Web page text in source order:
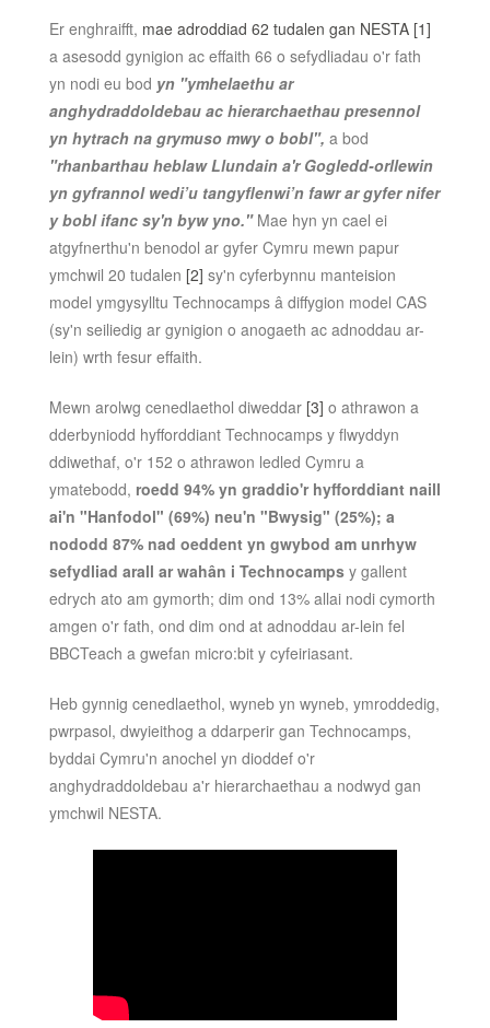
Er enghraifft, mae adroddiad 62 tudalen gan NESTA [1]
a asesodd gynigion ac effaith 66 o sefydliadau o'r fath
yn nodi eu bod yn "ymhelaethu ar
anghydraddoldebau ac hierarchaethau presennol
yn hytrach na grymuso mwy o bobl", a bod
"rhanbarthau heblaw Llundain a'r Gogledd-orllewin
yn gyfrannol wedi’u tangyflenwi’n fawr ar gyfer nifer
y bobl ifanc sy'n byw yno."Mae hyn yn cael ei
atgyfnerthu'n benodol ar gyfer Cymru mewn papur
ymchwil 20 tudalen [2] sy'n cyferbynnu manteision
model ymgysylltu Technocamps â diffygion model CAS
(sy'n seiliedig ar gynigion o anogaeth ac adnoddau ar-
lein) wrth fesur effaith.
Mewn arolwg cenedlaethol diweddar [3] o athrawon a
dderbyniodd hyfforddiant Technocamps y flwyddyn
ddiwethaf, o'r 152 o athrawon ledled Cymru a
ymatebodd, roedd 94% yn graddio'r hyfforddiant naill
ai'n "Hanfodol" (69%) neu'n "Bwysig" (25%); a
nododd 87% nad oeddent yn gwybod am unrhyw
sefydliad arall ar wahân i Technocamps y gallent
edrych ato am gymorth; dim ond 13% allai nodi cymorth
amgen o'r fath, ond dim ond at adnoddau ar-lein fel
BBCTeach a gwefan micro:bit y cyfeiriasant.
Heb gynnig cenedlaethol, wyneb yn wyneb, ymroddedig,
pwrpasol, dwyieithog a ddarperir gan Technocamps,
byddai Cymru'n anochel yn dioddef o'r
anghydraddoldebau a'r hierarchaethau a nodwyd gan
ymchwil NESTA.